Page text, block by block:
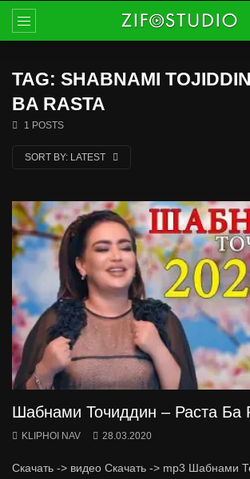
TAG: SHABNAMI
BA RASTA
1 POSTS
SORT BY: LATEST
Шабнами Точиддин – Раста Ба
KLIPHOI NAV 28.03.2020
Скачать -> видео Скачать -> mp3 Шабнами